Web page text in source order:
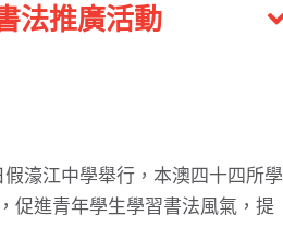
法推廣活動
濠江中學舉行，本澳四十四所學
促進青年學生學習書法風氣，提